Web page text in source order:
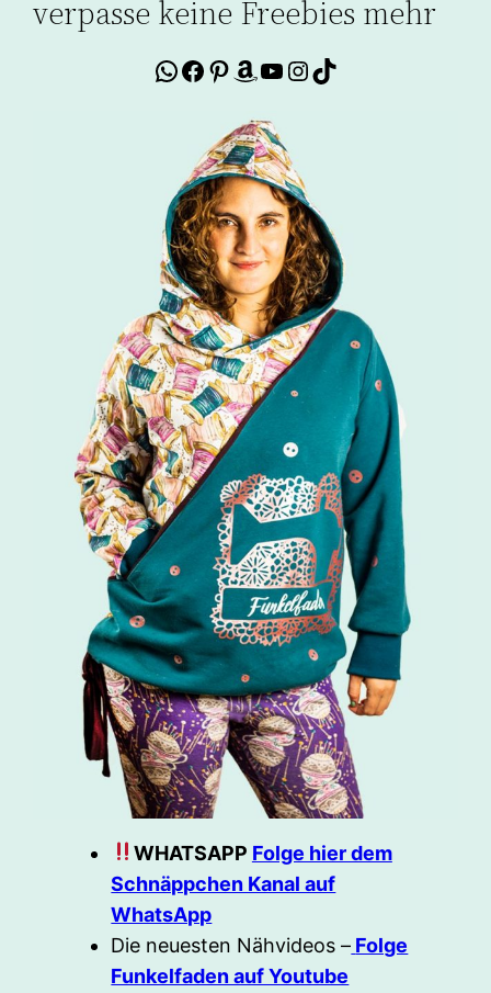
verpasse keine Freebies mehr
WhatsApp
Facebook
Pinterest
Amazon
YouTube
Instagram
TikTok
WHATSAPP Folge hier dem
Schnäppchen Kanal auf
WhatsApp
Die neuesten Nähvideos – Folge
Funkelfaden auf Youtube